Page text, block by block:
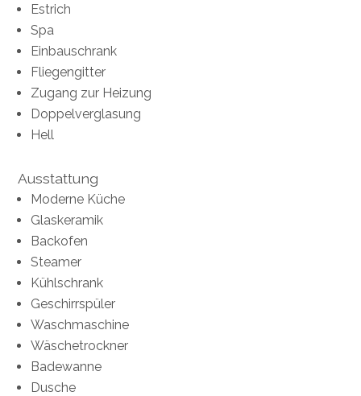
Estrich
Spa
Einbauschrank
Fliegengitter
Zugang zur Heizung
Doppelverglasung
Hell
Ausstattung
Moderne Küche
Glaskeramik
Backofen
Steamer
Kühlschrank
Geschirrspüler
Waschmaschine
Wäschetrockner
Badewanne
Dusche